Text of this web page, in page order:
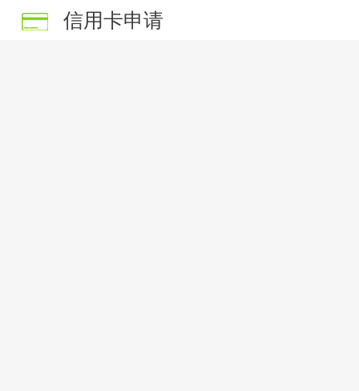
信用卡申请